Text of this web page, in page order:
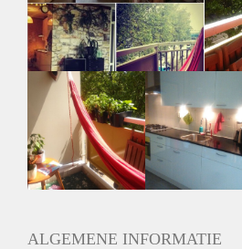
- 80m2 incl. berging
- 4 kamer appartement
- 2 creatieve vrouwelijke huisgenoten
- Gemeenschappelijke ruime
hal, toilet, badkamer (incl.
- Glasvezel
- Balkon
ALGEMENE INFORMATIE